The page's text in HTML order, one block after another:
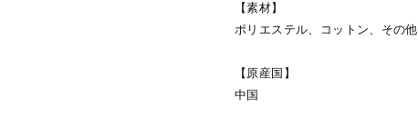
【素材】
ポリエステル、コットン、その他
【原産国】
中国